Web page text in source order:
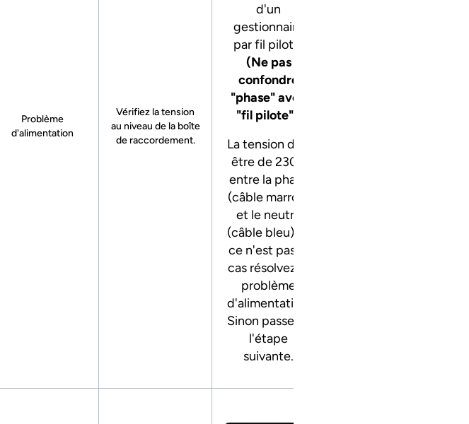
Problème
d'alimentation
Vérifiez la tension
au niveau de la boîte
de raccordement.
d'un
gestionnaire
par fil pilote.
(Ne pas
confondre
"phase" avec
"fil pilote").
La tension doit
être de 230V
entre la phase
(câble marron)
et le neutre
(câble bleu). Si
ce n'est pas le
cas résolvez le
problème
d'alimentation.
Sinon passez à
l'étape
suivante.